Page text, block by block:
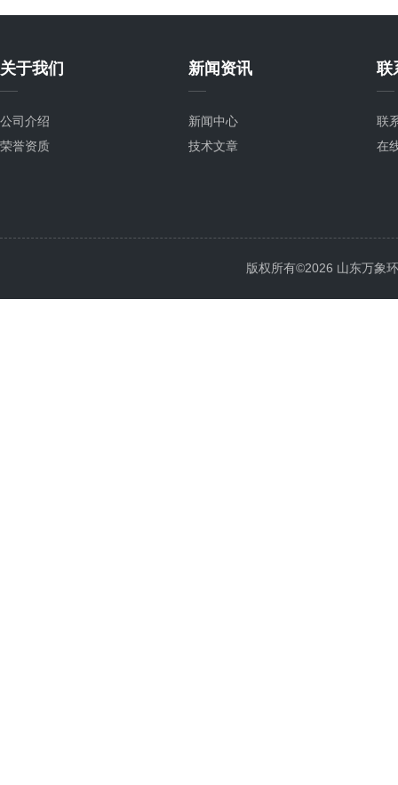
关于我们
公司介绍
荣誉资质
新闻资讯
新闻中心
技术文章
联
联
在
版权所有©2026 山东万象